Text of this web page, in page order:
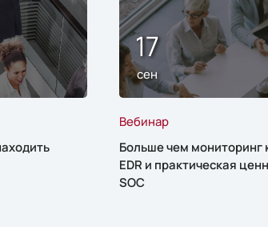
17
сен
Вебинар
Больше чем мониторинг
EDR и практическая
SOC